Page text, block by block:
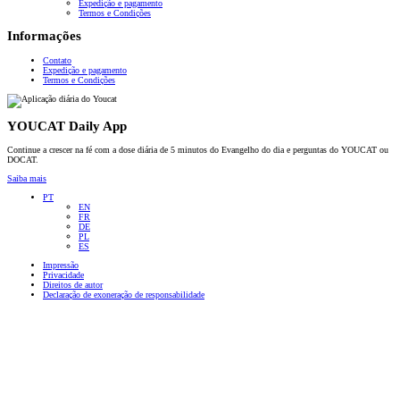
Expedição e pagamento
Termos e Condições
Informações
Contato
Expedição e pagamento
Termos e Condições
YOUCAT Daily App
Continue a crescer na fé com a dose diária de 5 minutos do Evangelho do dia e perguntas do YOUCAT ou
DOCAT.
Saiba mais
PT
EN
FR
DE
PL
ES
Impressão
Privacidade
Direitos de autor
Declaração de exoneração de responsabilidade